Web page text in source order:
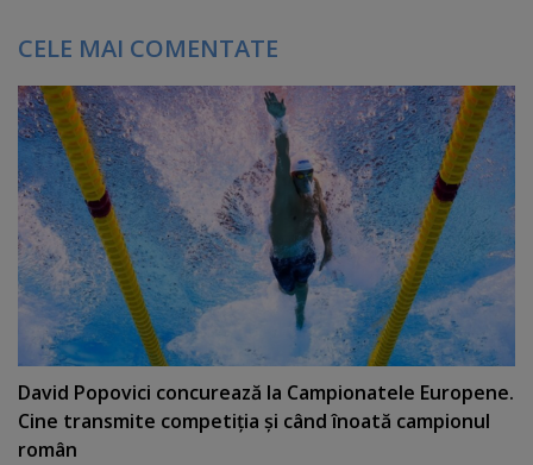
CELE MAI COMENTATE
David Popovici concurează la Campionatele Europene.
Cine transmite competiţia şi când înoată campionul
român